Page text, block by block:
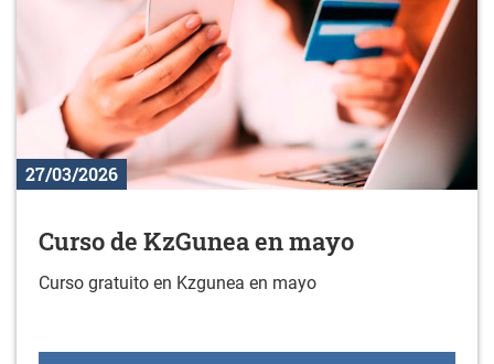
27/03/2026
Curso de KzGunea en mayo
Curso gratuito en Kzgunea en mayo